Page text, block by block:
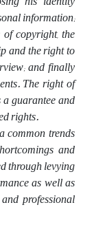
information;
copyright, the
and the right to
and finally
The right of
guarantee and
rights.
common trends
and
through levying
as well as
professional